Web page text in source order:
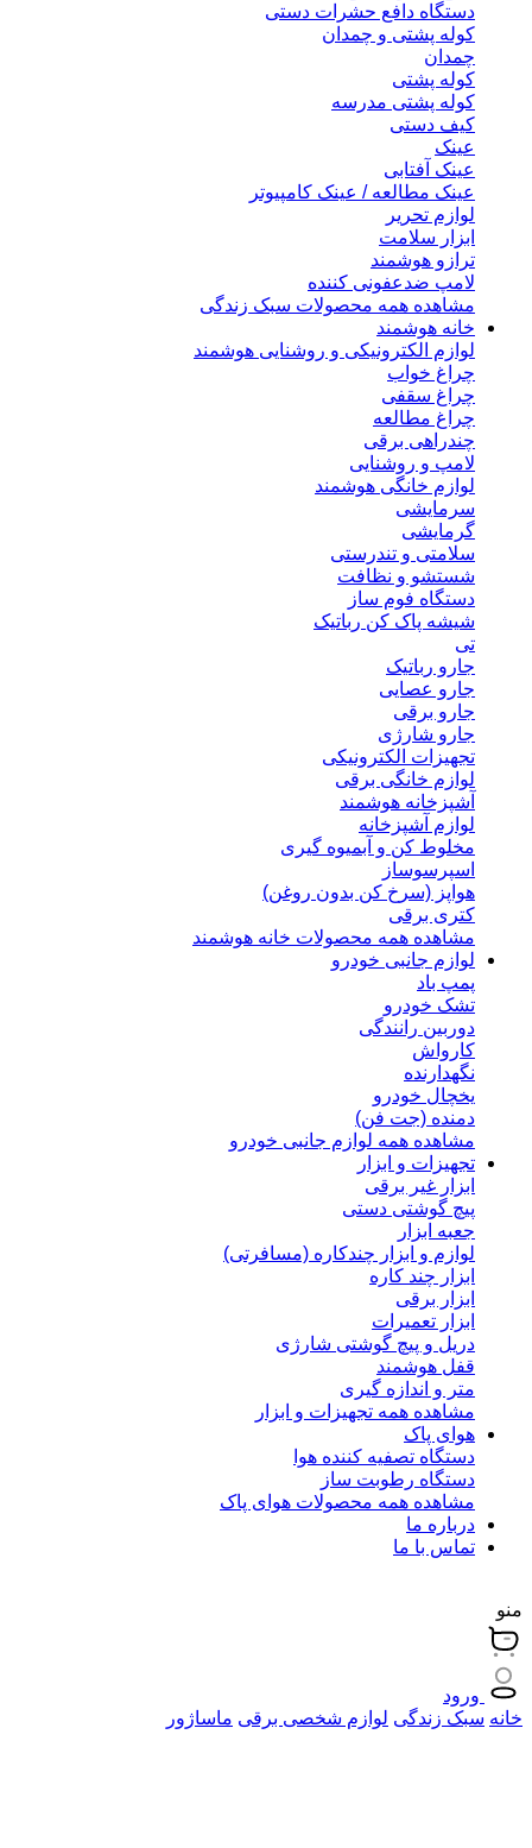
دستگاه دافع حشرات دستی
کوله پشتی و چمدان
چمدان
کوله پشتی
کوله پشتی مدرسه
کیف دستی
عینک
عینک آفتابی
عینک مطالعه / عینک کامپیوتر
لوازم تحریر
ابزار سلامت
ترازو هوشمند
لامپ ضدعفونی کننده
مشاهده همه محصولات سبک زندگی
خانه هوشمند
لوازم الکترونیکی و روشنایی هوشمند
چراغ خواب
چراغ سقفی
چراغ مطالعه
چندراهی برقی
لامپ و روشنایی
لوازم خانگی هوشمند
سرمایشی
گرمایشی
سلامتی و تندرستی
شستشو و نظافت
دستگاه فوم ساز
شیشه پاک کن رباتیک
تی
جارو رباتیک
جارو عصایی
جارو برقی
جارو شارژی
تجهیزات الکترونیکی
لوازم خانگی برقی
آشپزخانه هوشمند
لوازم آشپزخانه
مخلوط کن و آبمیوه گیری
اسپرسوساز
هواپز (سرخ کن بدون روغن)
کتری برقی
مشاهده همه محصولات خانه هوشمند
لوازم جانبی خودرو
پمپ باد
تشک خودرو
دوربین رانندگی
کارواش
نگهدارنده
یخچال خودرو
دمنده (جت فن)
مشاهده همه لوازم جانبی خودرو
تجهیزات و ابزار
ابزار غیر برقی
پیچ گوشتی دستی
جعبه ابزار
لوازم و ابزار چندکاره (مسافرتی)
ابزار چند کاره
ابزار برقی
ابزار تعمیرات
دریل و پیچ گوشتی شارژی
قفل هوشمند
متر و اندازه گیری
مشاهده همه تجهیزات و ابزار
هوای پاک
دستگاه تصفیه کننده هوا
دستگاه رطوبت ساز
مشاهده همه محصولات هوای پاک
درباره ما
تماس با ما
منو
ورود
خانه سبک زندگی لوازم شخصی برقی ماساژور